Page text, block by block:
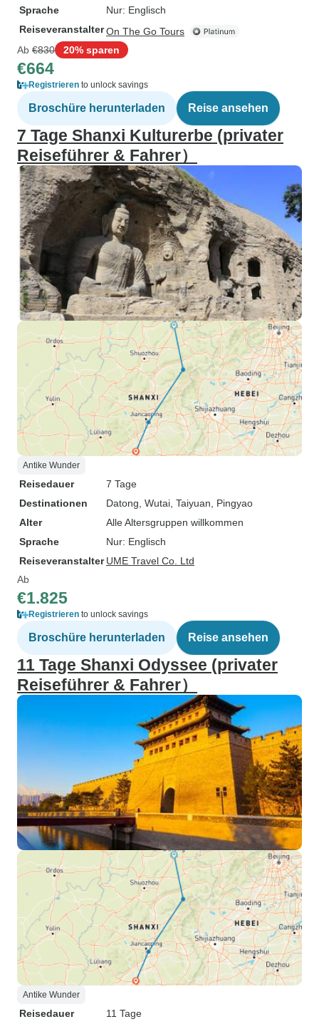
Sprache
Nur: Englisch
ReiseveranstalterOn The Go Tours
Ab €830 20% sparen
€664
Registrieren to unlock savings
Broschüre herunterladen Reise ansehen
7 Tage Shanxi Kulturerbe (privater
Reiseführer & Fahrer）
Antike Wunder
Reisedauer
7 Tage
Destinationen
Datong , Wutai , Taiyuan , Pingyao
Alter
Alle Altersgruppen willkommen
Sprache
Nur: Englisch
Reiseveranstalter UME Travel Co. Ltd
Ab
€1.825
Registrieren to unlock savings
Broschüre herunterladen Reise ansehen
11 Tage Shanxi Odyssee (privater
Reiseführer & Fahrer）
Antike Wunder
Reisedauer
11 Tage